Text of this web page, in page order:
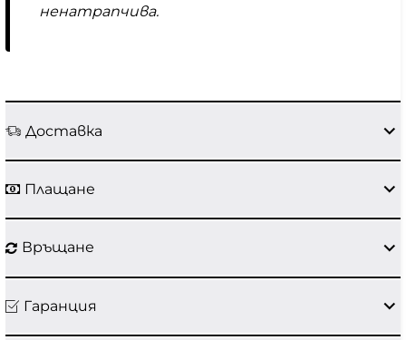
ненатрапчива.
Доставка
Плащане
Връщане
Гаранция